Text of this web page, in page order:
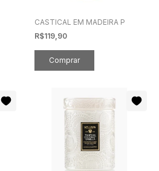
CASTICAL EM MADEIRA P
R$119,90